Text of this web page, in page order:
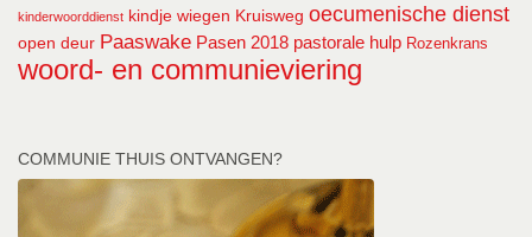
kinderwoorddienst kindje wiegen Kruisweg oecumenische dienst
open deur Paaswake Pasen 2018 pastorale hulp Rozenkrans
woord- en communieviering
COMMUNIE THUIS ONTVANGEN?